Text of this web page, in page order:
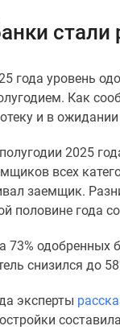
стали
года уровень
Как
и в
2025
всех
заемщик.
половине года
73%
снизился до
эксперты